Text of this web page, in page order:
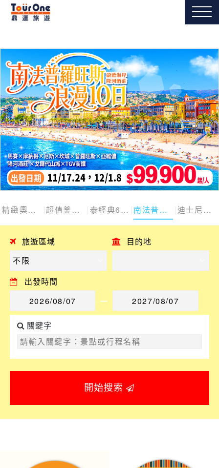
精緻奧捷斯匈四國 超值釜慶邱 泰經典6日 南法普羅旺斯10日 迪士尼探險號
旅遊區域 目的地
出發時間
關鍵字
開始搜索